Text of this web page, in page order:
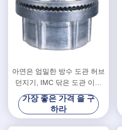
아연은 엄밀한 방수 도관 허브
던지기, IMC 닦은 도관 이음
쇠 죽습니다
가장 좋은 가격 을 구
하라